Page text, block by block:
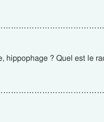
hippophage ? Quel est le